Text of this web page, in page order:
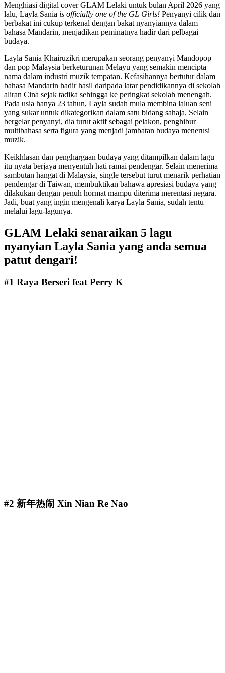
Menghiasi digital cover GLAM Lelaki untuk bulan April 2026 yang
lalu, Layla Sania is officially one of the GL Girls! Penyanyi cilik dan
berbakat ini cukup terkenal dengan bakat nyanyiannya dalam
bahasa Mandarin, menjadikan peminatnya hadir dari pelbagai
budaya.
Layla Sania Khairuzikri merupakan seorang penyanyi Mandopop
dan pop Malaysia berketurunan Melayu yang semakin mencipta
nama dalam industri muzik tempatan. Kefasihannya bertutur dalam
bahasa Mandarin hadir hasil daripada latar pendidikannya di sekolah
aliran Cina sejak tadika sehingga ke peringkat sekolah menengah.
Pada usia hanya 23 tahun, Layla sudah mula membina laluan seni
yang sukar untuk dikategorikan dalam satu bidang sahaja. Selain
bergelar penyanyi, dia turut aktif sebagai pelakon, penghibur
multibahasa serta figura yang menjadi jambatan budaya menerusi
muzik.
Keikhlasan dan penghargaan budaya yang ditampilkan dalam lagu
itu nyata berjaya menyentuh hati ramai pendengar. Selain menerima
sambutan hangat di Malaysia, single tersebut turut menarik perhatian
pendengar di Taiwan, membuktikan bahawa apresiasi budaya yang
dilakukan dengan penuh hormat mampu diterima merentasi negara.
Jadi, buat yang ingin mengenali karya Layla Sania, sudah tentu
melalui lagu-lagunya.
GLAM Lelaki senaraikan 5 lagu
nyanyian Layla Sania yang anda semua
patut dengari!
#1 Raya Berseri feat Perry K
#2 新年热闹 Xin Nian Re Nao